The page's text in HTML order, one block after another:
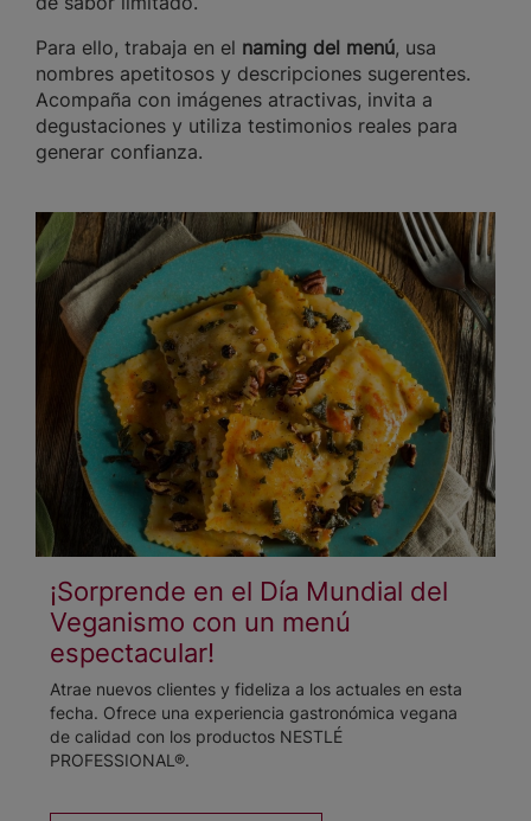
Para ello, trabaja en el naming del menú, usa
nombres apetitosos y descripciones sugerentes.
Acompaña con imágenes atractivas, invita a
degustaciones y utiliza testimonios reales para
generar confianza.
¡Sorprende en el Día Mundial del
Veganismo con un menú
espectacular!
Atrae nuevos clientes y fideliza a los actuales en esta
fecha. Ofrece una experiencia gastronómica vegana
de calidad con los productos NESTLÉ
PROFESSIONAL®.